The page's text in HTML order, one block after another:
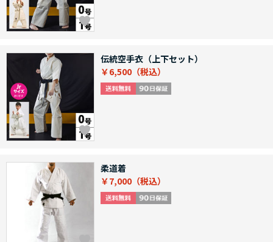
伝統空手衣（上下セット）
￥6,500
柔道着
￥7,000